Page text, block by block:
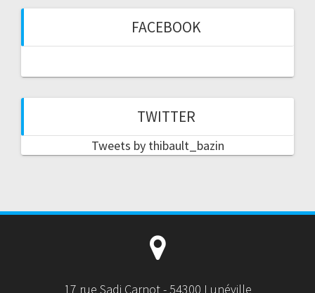
FACEBOOK
TWITTER
Tweets by thibault_bazin
17 rue Sadi Carnot - 54300 Lunéville